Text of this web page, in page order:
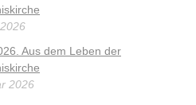
Aus dem Leben der
2026